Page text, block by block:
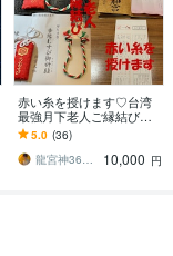
赤い糸を授けます♡台湾
最強月下老人ご縁結び致
します 赤い糸を授け大好
きな方とのご縁を結びま
す
5.0 (36)
龍宮神369叶龍大
10,000 円